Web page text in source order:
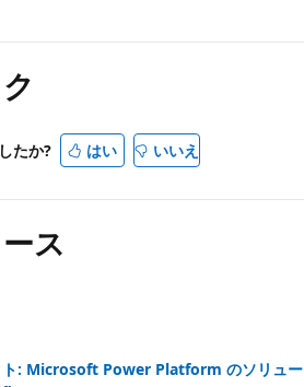
たか? はい いいえ
ス
ト: Microsoft Power Platform のソリュー